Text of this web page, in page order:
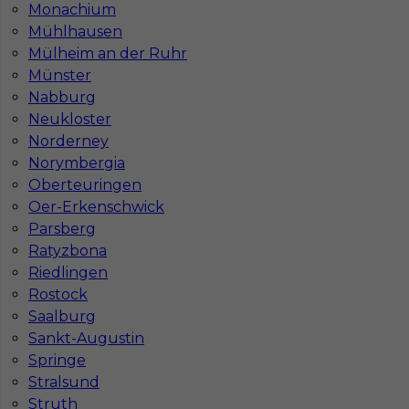
Monachium
Mühlhausen
Mülheim an der Ruhr
Münster
Nabburg
Neukloster
Norderney
Norymbergia
Oberteuringen
Oer-Erkenschwick
Parsberg
Ratyzbona
Riedlingen
Rostock
Saalburg
Sankt-Augustin
Springe
Stralsund
Struth
Mapa ofert pracy
Mapa kategorii
Informacje w sprawie pracy
Telefon:793-577-977
Dane firmy